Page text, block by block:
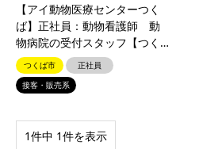
【アイ動物医療センターつく
ば】正社員：動物看護師 動
物病院の受付スタッフ【つく…
つくば市
正社員
接客・販売系
1件中 1件を表示